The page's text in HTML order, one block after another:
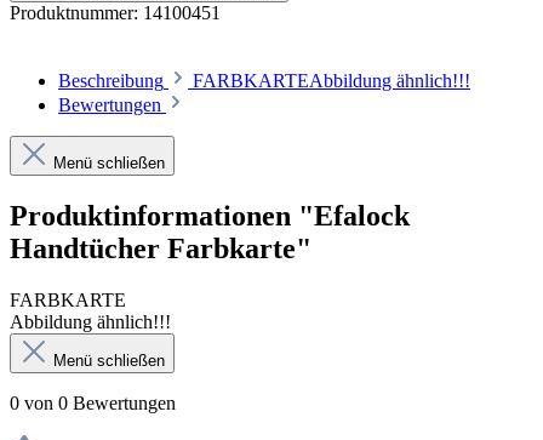
Produktnummer: 14100451
Beschreibung
FARBKARTEAbbildung ähnlich!!!
Bewertungen
Menü schließen
Produktinformationen "Efalock
Handtücher Farbkarte"
FARBKARTE
Abbildung ähnlich!!!
Menü schließen
0 von 0 Bewertungen